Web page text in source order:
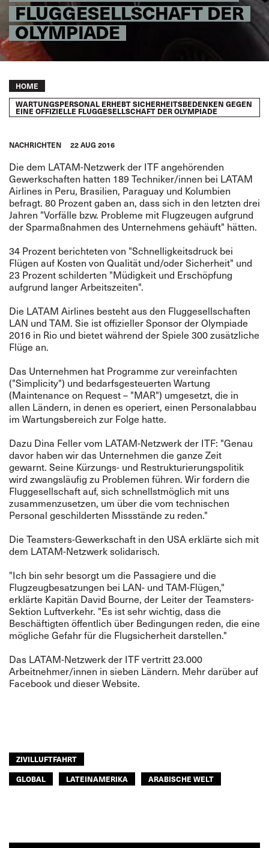
FLUGGESELLSCHAFT DER
OLYMPIADE
Breadcrumb
HOME
WARTUNGSPERSONAL ERHEBT SICHERHEITSBEDENKEN GEGEN
EINE OFFIZIELLE FLUGGESELLSCHAFT DER OLYMPIADE
NACHRICHTEN 22 AUG 2016
Die dem LATAM-Netzwerk der ITF angehörenden
Gewerkschaften hatten 189 Techniker/innen bei LATAM
Airlines in Peru, Brasilien, Paraguay und Kolumbien
befragt. 80 Prozent gaben an, dass sich in den letzten drei
Jahren "Vorfälle bzw. Probleme mit Flugzeugen aufgrund
der Sparmaßnahmen des Unternehmens gehäuft" hätten.
34 Prozent berichteten von "Schnelligkeitsdruck bei
Flügen auf Kosten von Qualität und/oder Sicherheit" und
23 Prozent schilderten "Müdigkeit und Erschöpfung
aufgrund langer Arbeitszeiten".
Die LATAM Airlines besteht aus den Fluggesellschaften
LAN und TAM. Sie ist offizieller Sponsor der Olympiade
2016 in Rio und bietet während der Spiele 300 zusätzliche
Flüge an.
Das Unternehmen hat Programme zur vereinfachten
("Simplicity") und bedarfsgesteuerten Wartung
(Maintenance on Request – "MAR") umgesetzt, die in
allen Ländern, in denen es operiert, einen Personalabbau
im Wartungsbereich zur Folge hatte.
Dazu Dina Feller vom LATAM-Netzwerk der ITF: "Genau
davor haben wir das Unternehmen die ganze Zeit
gewarnt. Seine Kürzungs- und Restrukturierungspolitik
wird zwangsläufig zu Problemen führen. Wir fordern die
Fluggesellschaft auf, sich schnellstmöglich mit uns
zusammenzusetzen, um über die vom technischen
Personal geschilderten Missstände zu reden."
Die Teamsters-Gewerkschaft in den USA erklärte sich mit
dem LATAM-Netzwerk solidarisch.
"Ich bin sehr besorgt um die Passagiere und die
Flugzeugbesatzungen bei LAN- und TAM-Flügen,"
erklärte Kapitän David Bourne, der Leiter der Teamsters-
Sektion Luftverkehr. "Es ist sehr wichtig, dass die
Beschäftigten öffentlich über Bedingungen reden, die eine
mögliche Gefahr für die Flugsicherheit darstellen."
Das LATAM-Netzwerk der ITF vertritt 23.000
Arbeitnehmer/innen in sieben Ländern. Mehr darüber auf
Facebook und dieserWebsite.
ZIVILLUFTFAHRT
GLOBAL
LATEINAMERIKA ARABISCHE WELT